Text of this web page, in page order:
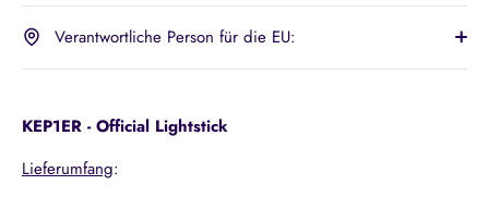
Verantwortliche Person für die EU:
KEP1ER - Official Lightstick
Lieferumfang: